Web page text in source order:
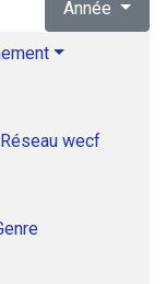
Année
Réseau wecf